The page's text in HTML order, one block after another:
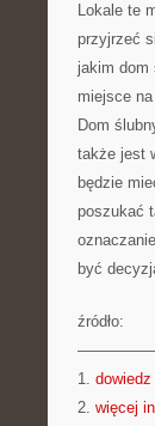
Lokale te
przyjrzeć
jakim dom
miejsce
Dom
także jest
będzie
poszukać
być
źródło:
1.
2. więcej